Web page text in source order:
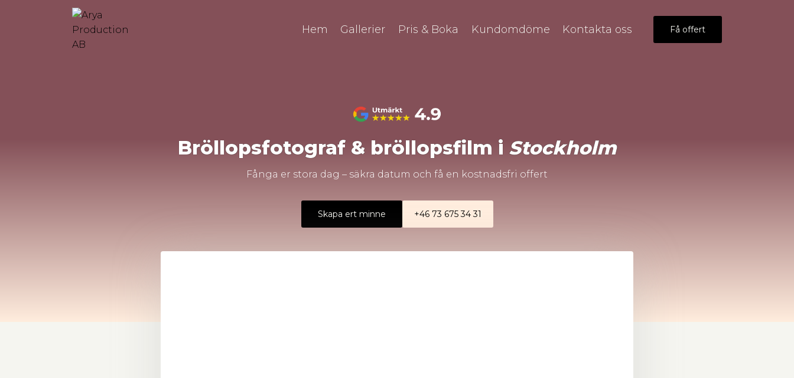
Hem Gallerier Pris & Boka Kundomdöme Kontakta oss Få offert
Bröllopsfotograf & bröllopsfilm i Stockholm
Fånga er stora dag – säkra datum och få en kostnadsfri offert
Skapa ert minne +46 73 675 34 31